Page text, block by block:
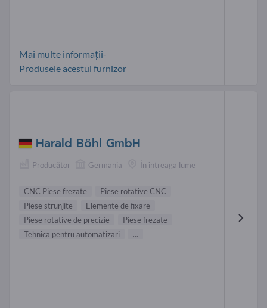
Mai multe informații-
Produsele acestui furnizor
Harald Böhl GmbH
Producător Germania În întreaga lume
CNC Piese frezate
Piese rotative CNC
Piese strunjite
Elemente de fixare
Piese rotative de precizie
Piese frezate
Tehnica pentru automatizari
...